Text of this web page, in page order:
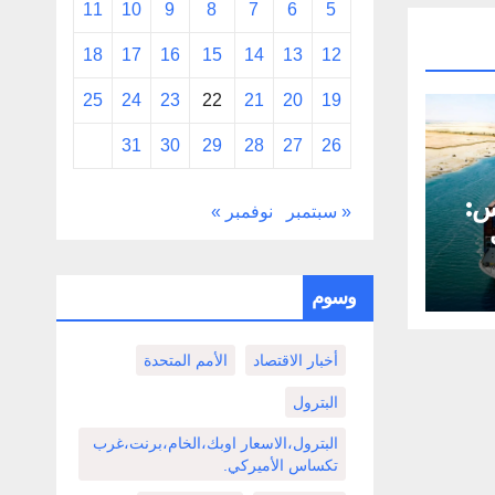
5
6
7
8
9
10
11
12
13
14
15
16
17
18
19
20
21
22
23
24
25
26
27
28
29
30
31
« سبتمبر نوفمبر »
وسوم
أخبار الاقتصاد الأمم المتحدة
البترول
البترول،الاسعار اوبك،الخام،برنت،غرب
تكساس الأميركي.